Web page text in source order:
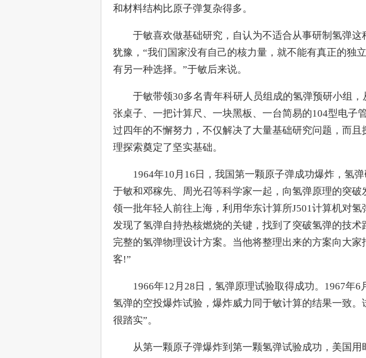
和材料结构比原子弹复杂得多。
于敏喜欢做基础研究，自认为不适合从事研制氢弹这
犹豫，“我们国家没有自己的核力量，就不能有真正的独
有另一种选择。”于敏后来说。
于敏带领30多名青年科研人员组成的氢弹预研小组，
张桌子、一把计算尺、一块黑板、一台简易的104型电子
过四年的不懈努力，不仅解决了大量基础研究问题，而
理探索奠定了坚实基础。
1964年10月16日，我国第一颗原子弹成功爆炸，氢弹
于敏和邓稼先、周光召等科学家一起，向氢弹原理的突
领一批年轻人前往上海，利用华东计算所J501计算机对
发现了氢弹自持热核燃烧的关键，找到了突破氢弹的技
完整的氢弹物理设计方案。当他将整理出来的方案向大
客!”
1966年12月28日，氢弹原理试验取得成功。1967年6
氢弹的空投爆炸试验，爆炸威力同于敏计算的结果一致
很踏实”。
从第一颗原子弹爆炸到第一颗氢弹试验成功，美国用